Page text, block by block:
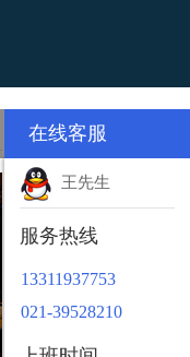
在线客服
王先生
服务热线
13311937753
021-39528210